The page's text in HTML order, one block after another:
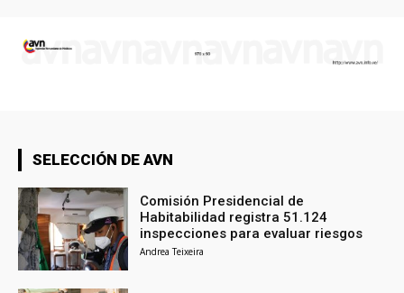
SELECCIÓN DE AVN
Comisión Presidencial de
Habitabilidad registra 51.124
inspecciones para evaluar riesgos
Andrea Teixeira